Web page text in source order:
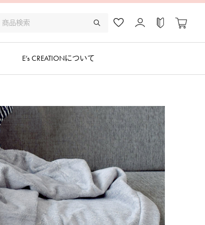
E’s CREATIONについて